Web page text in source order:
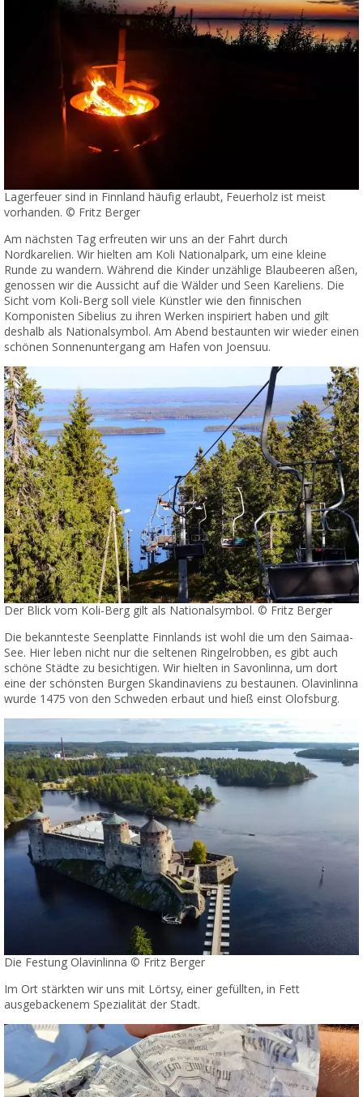
Lagerfeuer sind in Finnland häufig erlaubt, Feuerholz ist meist
vorhanden. © Fritz Berger
Am nächsten Tag erfreuten wir uns an der Fahrt durch
Nordkarelien. Wir hielten am Koli Nationalpark, um eine kleine
Runde zu wandern. Während die Kinder unzählige Blaubeeren aßen,
genossen wir die Aussicht auf die Wälder und Seen Kareliens. Die
Sicht vom Koli-Berg soll viele Künstler wie den finnischen
Komponisten Sibelius zu ihren Werken inspiriert haben und gilt
deshalb als Nationalsymbol. Am Abend bestaunten wir wieder einen
schönen Sonnenuntergang am Hafen von Joensuu.
Der Blick vom Koli-Berg gilt als Nationalsymbol. © Fritz Berger
Die bekannteste Seenplatte Finnlands ist wohl die um den Saimaa-
See. Hier leben nicht nur die seltenen Ringelrobben, es gibt auch
schöne Städte zu besichtigen. Wir hielten in Savonlinna, um dort
eine der schönsten Burgen Skandinaviens zu bestaunen. Olavinlinna
wurde 1475 von den Schweden erbaut und hieß einst Olofsburg.
Die Festung Olavinlinna © Fritz Berger
Im Ort stärkten wir uns mit Lörtsy, einer gefüllten, in Fett
ausgebackenem Spezialität der Stadt.